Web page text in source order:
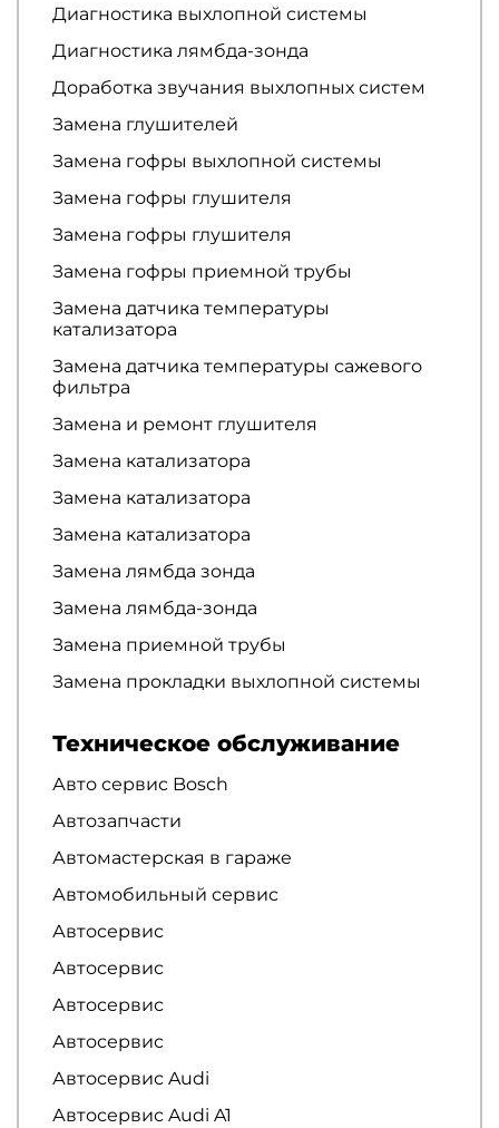
Диагностика выхлопной системы
Диагностика лямбда-зонда
Доработка звучания выхлопных систем
Замена глушителей
Замена гофры выхлопной системы
Замена гофры глушителя
Замена гофры глушителя
Замена гофры приемной трубы
Замена датчика температуры
катализатора
Замена датчика температуры сажевого
фильтра
Замена и ремонт глушителя
Замена катализатора
Замена катализатора
Замена катализатора
Замена лямбда зонда
Замена лямбда-зонда
Замена приемной трубы
Замена прокладки выхлопной системы
Техническое обслуживание
Авто сервис Bosch
Автозапчасти
Автомастерская в гараже
Автомобильный сервис
Автосервис
Автосервис
Автосервис
Автосервис
Автосервис Audi
Автосервис Audi A1